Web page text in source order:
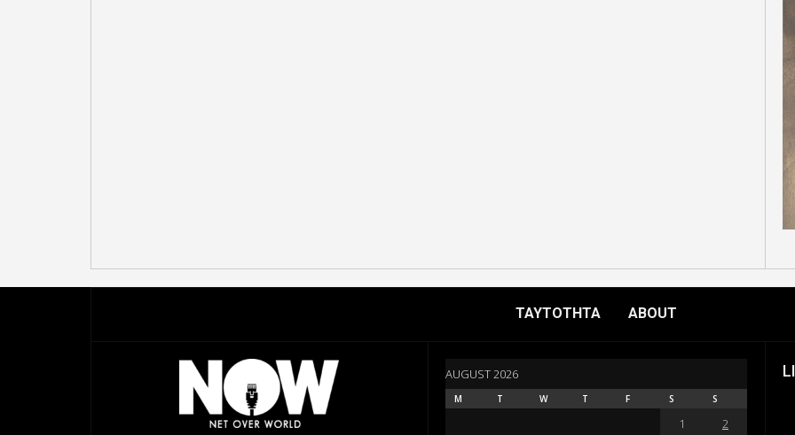
ΤΑΥΤΟΤΗΤΑ ABOUT
AUGUST 2026
M T W T F S S
1
2